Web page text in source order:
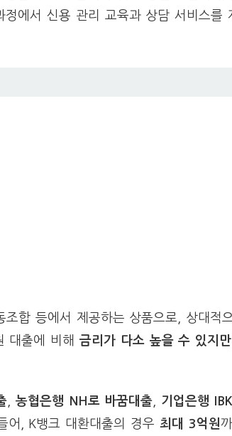
에서 신용 관리 교육과 상담 서비스를
합 등에서 제공하는 상품으로, 상대적
대출에 비해 금리가 다소 높을 수 있지만
농협은행 NH로 바꿈대출
기업은행
어, K뱅크 대환대출의 경우 최대 3억원